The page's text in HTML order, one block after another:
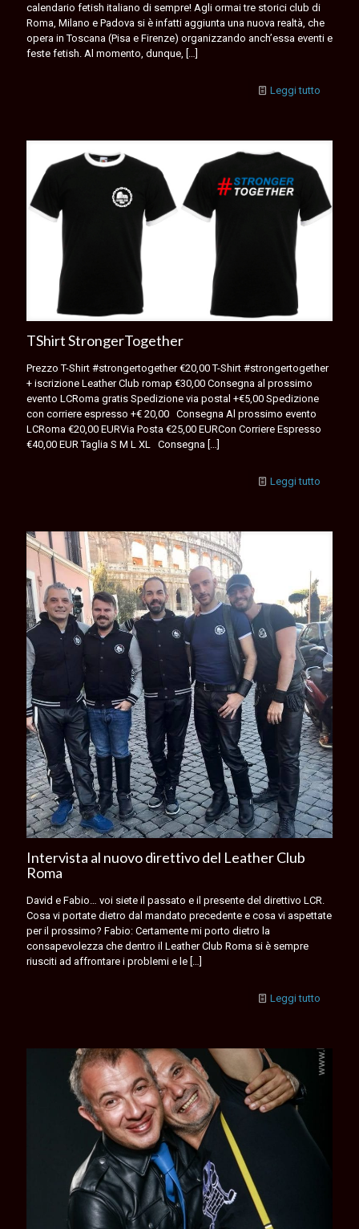
calendario fetish italiano di sempre! Agli ormai tre storici club di
Roma, Milano e Padova si è infatti aggiunta una nuova realtà, che
opera in Toscana (Pisa e Firenze) organizzando anch’essa eventi e
feste fetish. Al momento, dunque, […]
Leggi tutto
TShirt StrongerTogether
Prezzo T-Shirt #strongertogether €20,00 T-Shirt #strongertogether
+ iscrizione Leather Club romap €30,00 Consegna al prossimo
evento LCRoma gratis Spedizione via postal +€5,00 Spedizione
con corriere espresso +€ 20,00 Consegna Al prossimo evento
LCRoma €20,00 EURVia Posta €25,00 EURCon Corriere Espresso
€40,00 EUR Taglia S M L XL Consegna […]
Leggi tutto
Intervista al nuovo direttivo del Leather Club
Roma
David e Fabio… voi siete il passato e il presente del direttivo LCR.
Cosa vi portate dietro dal mandato precedente e cosa vi aspettate
per il prossimo? Fabio: Certamente mi porto dietro la
consapevolezza che dentro il Leather Club Roma si è sempre
riusciti ad affrontare i problemi e le […]
Leggi tutto